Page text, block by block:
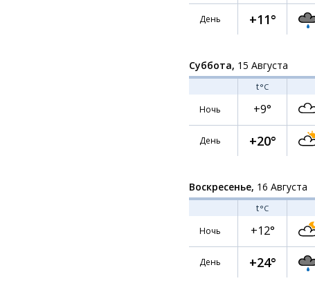
День +11°
Суббота, 15 Августа
t°C
Ночь
+9°
День +20°
Воскресенье, 16 Августа
t°C
Ночь
+12°
День +24°